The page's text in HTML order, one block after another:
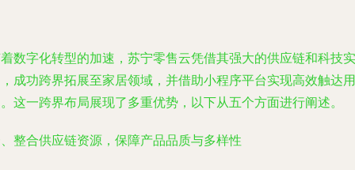
数字化转型的加速，苏宁零售云凭借其强大的供应链和科技实
成功跨界拓展至家居领域，并借助小程序平台实现高效触达用
这一跨界布局展现了多重优势，以下从五个方面进行阐述。
整合供应链资源，保障产品品质与多样性